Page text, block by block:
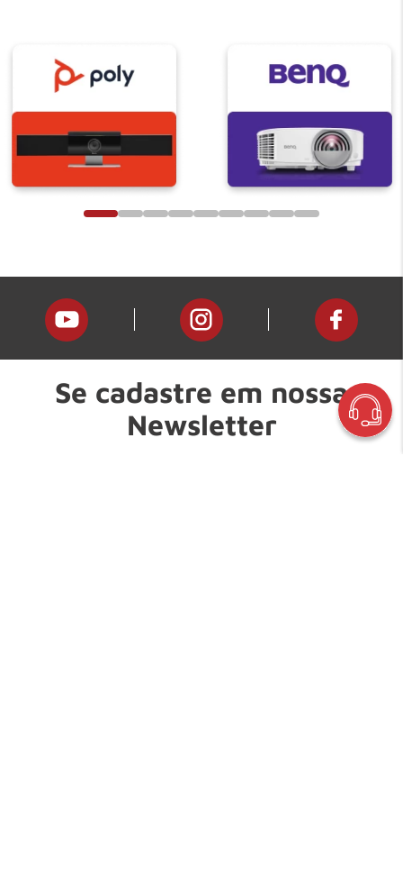
Se cadastre em nossa
Newsletter